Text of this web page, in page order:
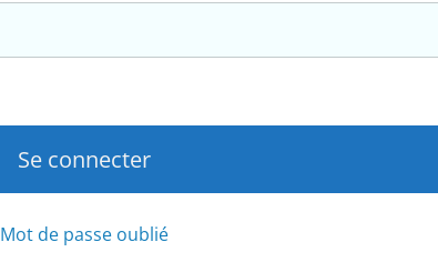
Mot de passe oublié